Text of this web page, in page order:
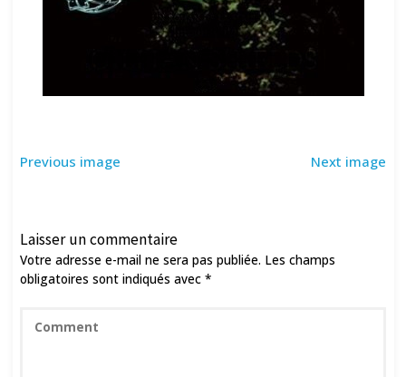
Previous image Next image
Laisser un commentaire
Votre adresse e-mail ne sera pas publiée. Les champs
obligatoires sont indiqués avec *